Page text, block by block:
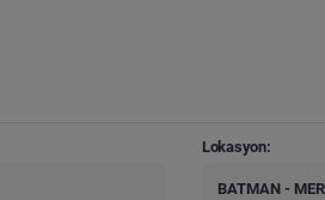
Lokasyon:
BATMAN -